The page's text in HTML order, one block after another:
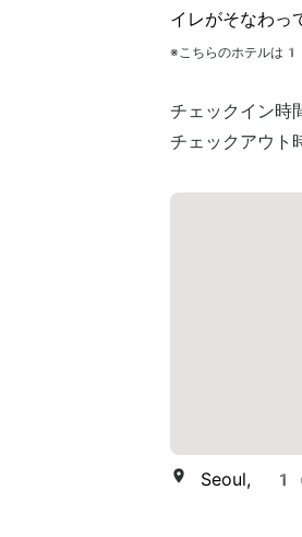
イレがそなわっ
※こちらのホテルは
チェックイン時
チェックアウト
Seoul,